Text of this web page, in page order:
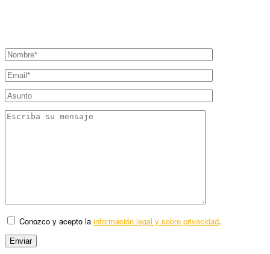
Conozco y acepto la información legal y sobre privacidad.